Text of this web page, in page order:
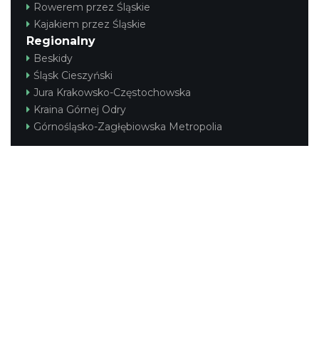
Rowerem przez Śląskie
Kajakiem przez Śląskie
Regionalny
Beskidy
Śląsk Cieszyński
Jura Krakowsko-Częstochowska
Kraina Górnej Odry
Górnośląsko-Zagłębiowska Metropolia